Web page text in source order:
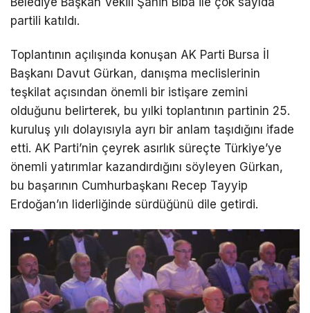
partili katıldı.
Toplantının açılışında konuşan AK Parti Bursa İl
Başkanı Davut Gürkan, danışma meclislerinin
teşkilat açısından önemli bir istişare zemini
olduğunu belirterek, bu yılki toplantının partinin 25.
kuruluş yılı dolayısıyla ayrı bir anlam taşıdığını ifade
etti. AK Parti’nin çeyrek asırlık süreçte Türkiye’ye
önemli yatırımlar kazandırdığını söyleyen Gürkan,
bu başarının Cumhurbaşkanı Recep Tayyip
Erdoğan’ın liderliğinde sürdüğünü dile getirdi.